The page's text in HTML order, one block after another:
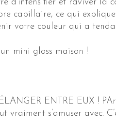
d’intensifier et raviver la
capillaire, ce qui
votre couleur qui a
mini gloss maison !
ENTRE EUX !
vraiment s’amuser avec.